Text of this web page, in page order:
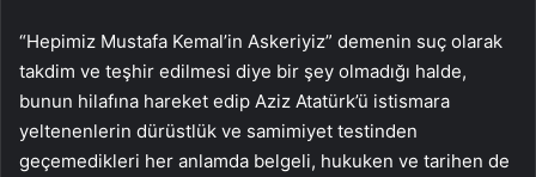
“Hepimiz Mustafa Kemal’in Askeriyiz” demenin suç olarak
takdim ve teşhir edilmesi diye bir şey olmadığı halde,
bunun hilafına hareket edip Aziz Atatürk’ü istismara
yeltenenlerin dürüstlük ve samimiyet testinden
geçemedikleri her anlamda belgeli, hukuken ve tarihen de